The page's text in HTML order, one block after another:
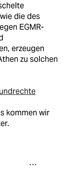
die des
EGMR-
erzeugen
zu solchen
kommen wir